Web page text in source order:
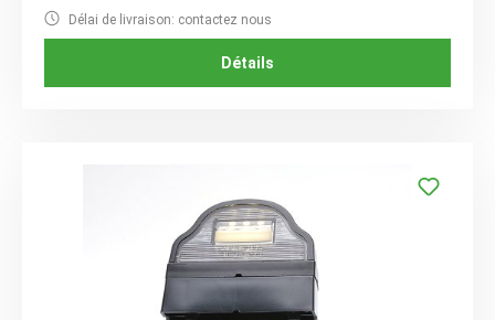
Délai de livraison: contactez nous
Détails